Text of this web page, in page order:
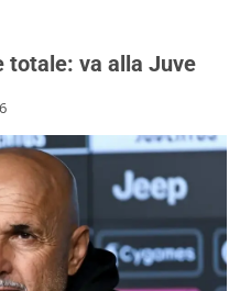
totale: va alla Juve